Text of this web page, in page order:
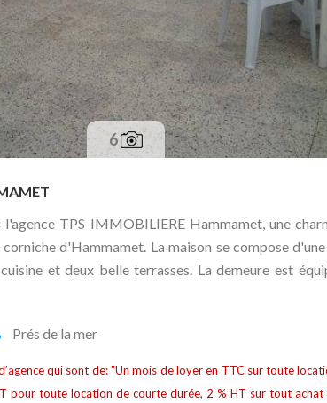
6
TPS IMMOBILIERE Hammamet, une
d'Hammamet. La maison se compose
et deux belle terrasses. La demeure est
Prés de la mer
qui sont de: "Un mois de loyer en TTC sur toute
pour toute location de courte durée, 2 % HT sur tout